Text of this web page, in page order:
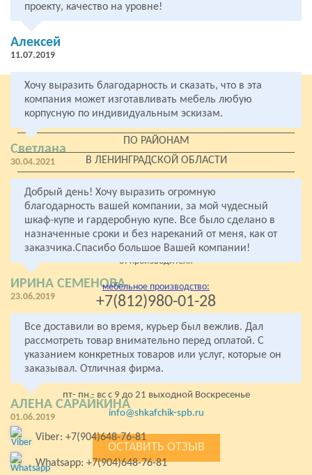
проекту, качество на уровне!
Алексей
11.07.2019
Хочу выразить благодарность и сказать, что в эта
компания может изготавливать мебель любую
корпусную по индивидуальным эскизам.
Светлана
30.04.2021
Добрый день! Хочу выразить огромную
благодарность вашей компании, за мой чудесный
шкаф-купе и гардеробную купе. Все было сделано в
назначенные сроки и без нареканий от меня, как от
заказчика.Спасибо большое Вашей компании!
ИРИНА СЕМЕНОВА
23.06.2019
Все доставили во время, курьер был вежлив. Дал
рассмотреть товар внимательно перед оплатой. С
указанием конкретных товаров или услуг, которые он
заказывал. Отличная фирма.
АЛЕНА САРАЙКИНА
01.06.2019
ОСТАВИТЬ ОТЗЫВ
ПО СЕРИИ
У МЕТРО
ПО РАЙОНАМ
В ЛЕНИНГРАДСКОЙ ОБЛАСТИ
Все права защищены
2005- 2026 «Комфорт»
Мебель на заказ
от производителя
мебельное производство:
+7(812)980-01-28
+7(904)648-76-81
стекольная мастерская:
+7(904)648-76-81
Колпино, Левый берег р. Ижоры 67
пт- пн - вс с 9 до 21 выходной Воскресенье
info@shkafchik-spb.ru
Viber: +7(904)648-76-81
Whatsapp: +7(904)648-76-81